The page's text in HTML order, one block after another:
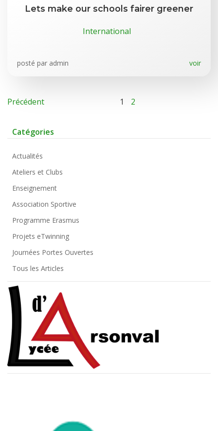
Lets make our schools fairer greener
International
posté par admin voir
Précédent 1 2
Catégories
Actualités
Ateliers et Clubs
Enseignement
Association Sportive
Programme Erasmus
Projets eTwinning
Journées Portes Ouvertes
Tous les Articles